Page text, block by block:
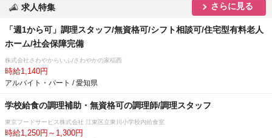
求人特集 さらに見る
「週1から可」調理スタッフ/無資格可/シフト相談可/住宅型有料老人
ホーム/社会保障完備
株式会社さわやからいふ/さわやかの家稲西
時給1,140円
アルバイト・パート / 愛知県
学校給食の調理補助・無資格可の調理師/調理スタッフ
東京フードサービス株式会社 江東区立東川小学校内給食室
時給1,250円～1,300円